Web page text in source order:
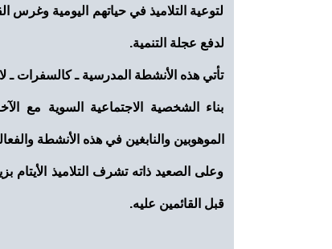
لتوعية التلاميذ في حياتهم اليومية وغرس
لدفع عجلة التنمية.
تأتي هذه الأنشطة المدرسية ـ كالسفرات
بناء الشخصية الاجتماعية السوية مع
الموهوبين والنابغين في هذه الأنشطة
وعلى الصعيد ذاته تشرف التلاميذ
قبل القائمين عليه.